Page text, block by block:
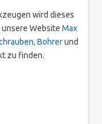
wird dieses
Website Max
, Bohrerund
zu finden.